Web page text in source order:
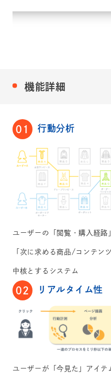
機能詳細
01 行動分析
ユーザーの「閲覧・購入経
「次に求める商品/コンテン
中核とするシステム
02 リアルタイム性
ユーザーが「今見た」アイテ